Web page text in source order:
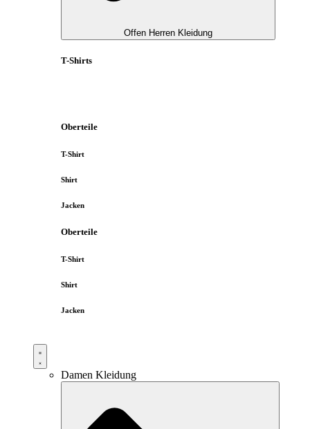
Offen Herren Kleidung
T-Shirts
Oberteile
T-Shirt
Shirt
Jacken
Oberteile
T-Shirt
Shirt
Jacken
Damen Kleidung